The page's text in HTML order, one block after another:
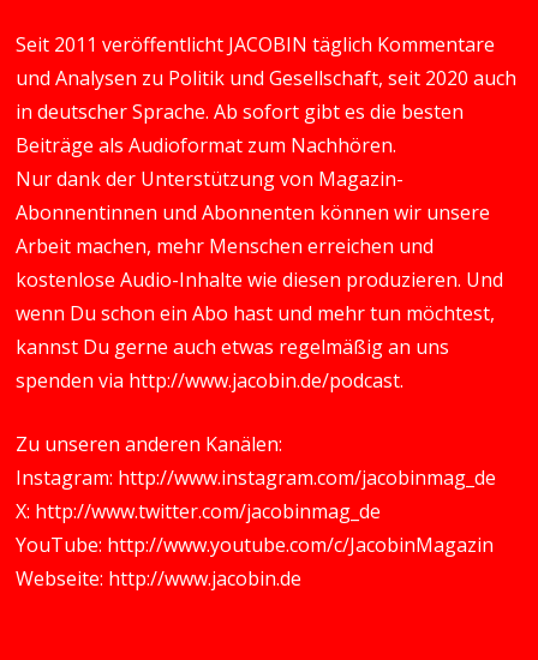
Seit 2011 veröffentlicht JACOBIN täglich Kommentare
und Analysen zu Politik und Gesellschaft, seit 2020 auch
in deutscher Sprache. Ab sofort gibt es die besten
Beiträge als Audioformat zum Nachhören.
Nur dank der Unterstützung von Magazin-
Abonnentinnen und Abonnenten können wir unsere
Arbeit machen, mehr Menschen erreichen und
kostenlose Audio-Inhalte wie diesen produzieren. Und
wenn Du schon ein Abo hast und mehr tun möchtest,
kannst Du gerne auch etwas regelmäßig an uns
spenden via http://www.jacobin.de/podcast.
Zu unseren anderen Kanälen:
Instagram: http://www.instagram.com/jacobinmag_de
X: http://www.twitter.com/jacobinmag_de
YouTube: http://www.youtube.com/c/JacobinMagazin
Webseite: http://www.jacobin.de